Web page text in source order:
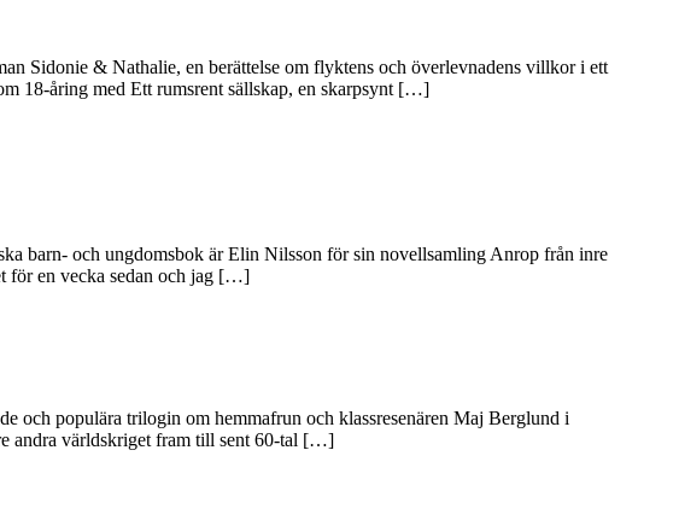
Sidonie & Nathalie, en berättelse om flyktens och överlevnadens villkor i ett
18-åring med Ett rumsrent sällskap, en skarpsynt […]
barn- och ungdomsbok är Elin Nilsson för sin novellsamling Anrop från inre
för en vecka sedan och jag […]
och populära trilogin om hemmafrun och klassresenären Maj Berglund i
andra världskriget fram till sent 60-tal […]